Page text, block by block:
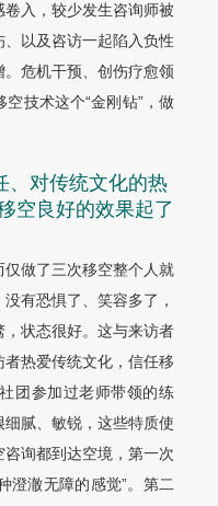
入，较少发生咨询师被
以及咨访一起陷入负性
危机干预、创伤疗愈领
技术这个“金刚钻”，做
、对传统文化的热
空良好的效果起了
做了三次移空整个人就
有恐惧了、笑容多了，
状态很好。这与来访者
热爱传统文化，信任移
团参加过老师带领的练
腻、敏锐，这些特质使
询都到达空境，第一次
澄澈无障的感觉”。第二